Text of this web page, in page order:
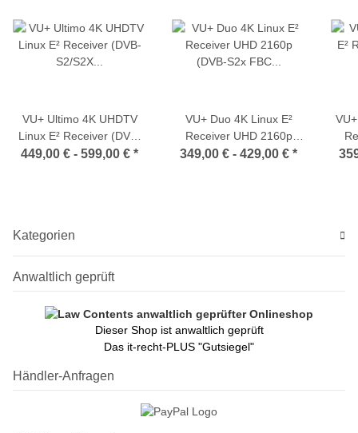
VU+ Ultimo 4K UHDTV
Linux E² Receiver (DVB-
S2/S2X FBC + DVB-C
449,00 € - 599,00 € *
VU+ Duo 4K Linux E²
Receiver UHD 2160p
(DVB-S2x FBC Frontend /
349,00 € - 429,00 € *
Kategorien
Anwaltlich geprüft
Dieser Shop ist anwaltlich geprüft
Das it-recht-PLUS "Gutsiegel"
Händler-Anfragen